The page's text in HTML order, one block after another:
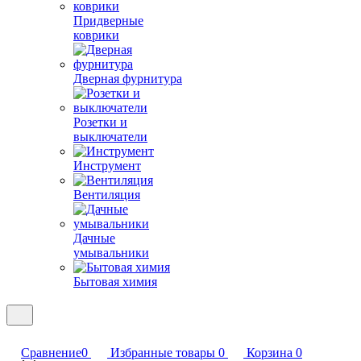
Придверные
коврики
Дверная фурнитура
Розетки и
выключатели
Инструмент
Вентиляция
Дачные
умывальники
Бытовая химия
Сравнение0 Избранные товары 0 Корзина 0